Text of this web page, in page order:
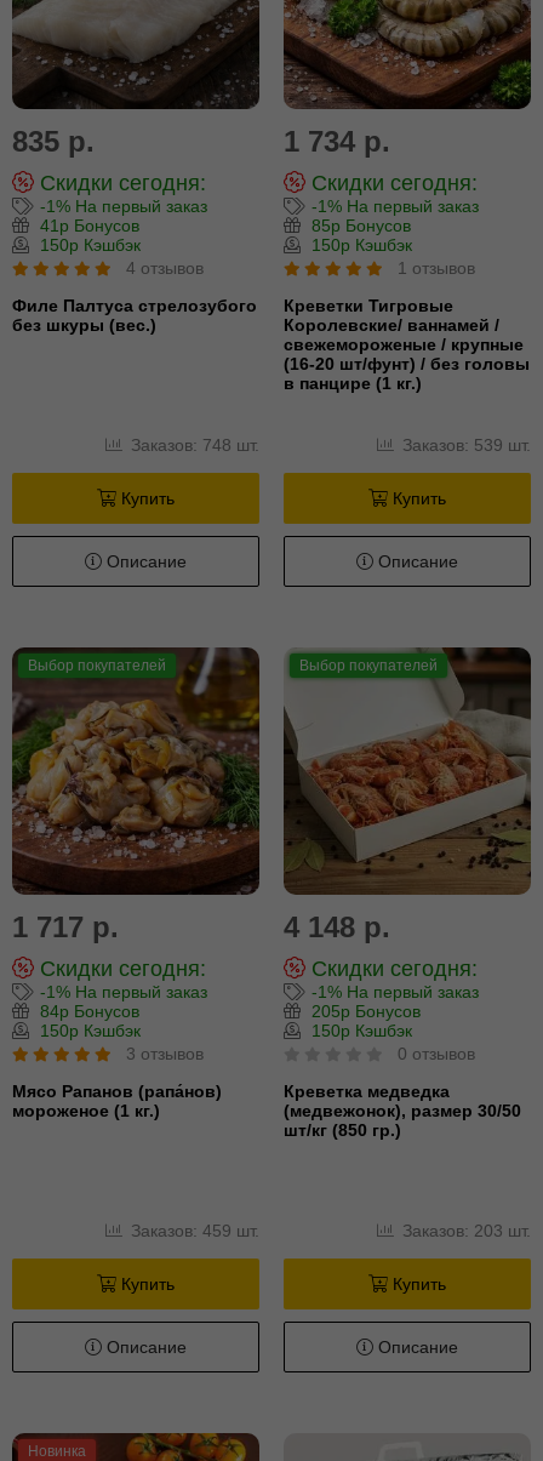
835 р.
Скидки сегодня:
-1% На первый заказ
41р Бонусов
150р Кэшбэк
4 отзывов
Филе Палтуса стрелозубого
без шкуры (вес.)
Заказов: 748 шт.
Купить
Описание
1 734 р.
Скидки сегодня:
-1% На первый заказ
85р Бонусов
150р Кэшбэк
1 отзывов
Креветки Тигровые
Королевские/ ваннамей /
свежемороженые / крупные
(16-20 шт/фунт) / без головы
в панцире (1 кг.)
Заказов: 539 шт.
Купить
Описание
Выбор покупателей
1 717 р.
Скидки сегодня:
-1% На первый заказ
84р Бонусов
150р Кэшбэк
3 отзывов
Мясо Рапанов (рапа́нов)
мороженое (1 кг.)
Заказов: 459 шт.
Купить
Описание
Выбор покупателей
4 148 р.
Скидки сегодня:
-1% На первый заказ
205р Бонусов
150р Кэшбэк
0 отзывов
Креветка медведка
(медвежонок), размер 30/50
шт/кг (850 гр.)
Заказов: 203 шт.
Купить
Описание
Новинка